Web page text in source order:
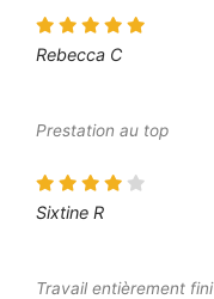
Rebecca C
Prestation au top
Sixtine R
Travail entièrement fini